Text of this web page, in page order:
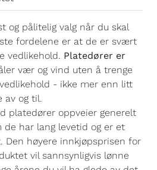
og pålitelig valg når du skal
fordelene er at de er svært
vedlikehold. Platedører er
vær og vind uten å trenge
- ikke mer enn litt
av og til.
platedører oppveier generelt
de har lang levetid og er et
Den høyere innkjøpsprisen for
vil sannsynligvis lønne